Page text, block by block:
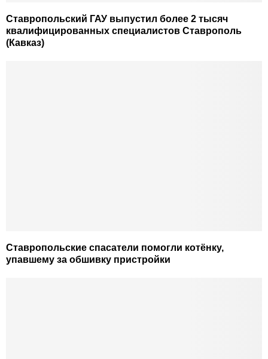
Ставропольский ГАУ выпустил более 2 тысяч
квалифицированных специалистов Ставрополь
(Кавказ)
Ставропольские спасатели помогли котёнку,
упавшему за обшивку пристройки